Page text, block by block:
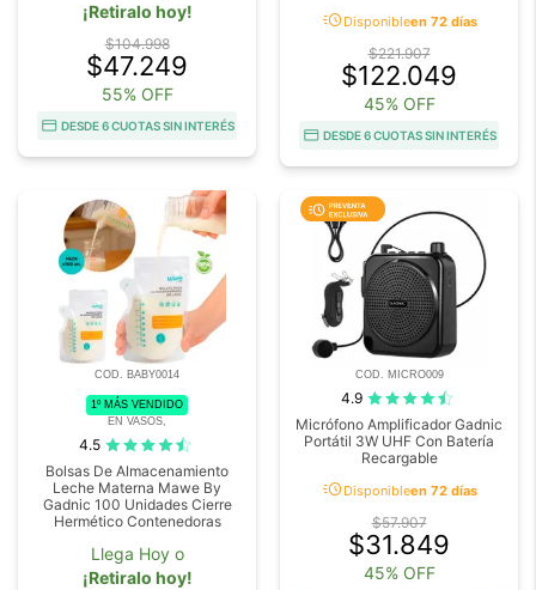
¡Retiralo hoy!
$104.998
$47.249
55% OFF
DESDE 6 CUOTAS SIN INTERÉS
acuteDisponibleen 72 días
$221.907
$122.049
45% OFF
DESDE 6 CUOTAS SIN INTERÉS
COD. BABY0014
1º MÁS VENDIDO
EN VASOS,
4.5
Bolsas De Almacenamiento
Leche Materna Mawe By
Gadnic 100 Unidades Cierre
Hermético Contenedoras
Llega Hoy o
¡Retiralo hoy!
COD. MICRO009
4.9
Micrófono Amplificador Gadnic
Portátil 3W UHF Con Batería
Recargable
acuteDisponibleen 72 días
$57.907
$31.849
45% OFF